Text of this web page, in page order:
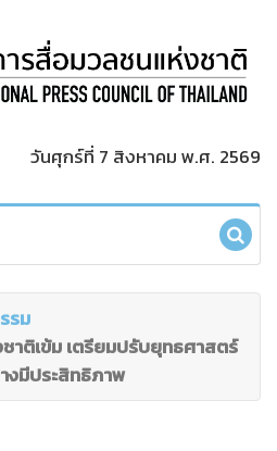
วันศุกร์ที่ 7 สิงหาคม พ.ศ. 2569
รม
าติเข้ม เตรียมปรับยุทธศาสตร์
งมีประสิทธิภาพ